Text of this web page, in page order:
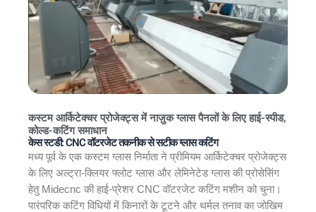
कस्टम आर्किटेक्चर प्रोजेक्ट्स में नाज़ुक ग्लास पैनलों के लिए हाई-स्पीड,
कोल्ड-कटिंग समाधान
केस स्टडी: CNC वॉटरजेट तकनीक से सटीक ग्लास कटिंग
मध्य पूर्व के एक कस्टम ग्लास निर्माता ने प्रीमियम आर्किटेक्चर प्रोजेक्ट्स
के लिए अल्ट्रा-क्लियर फ्लोट ग्लास और लेमिनेटेड ग्लास की प्रोसेसिंग
हेतु Midecnc की हाई-प्रेशर CNC वॉटरजेट कटिंग मशीन को चुना।
पारंपरिक कटिंग विधियों में किनारों के टूटने और थर्मल तनाव का जोखिम